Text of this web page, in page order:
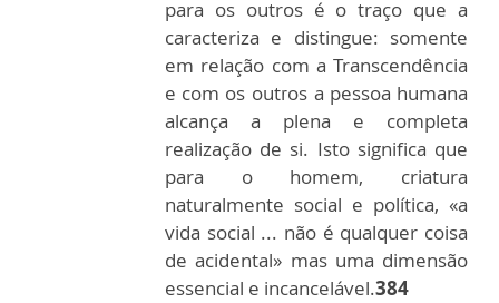
para os outros é o traço que a
caracteriza e distingue: somente
em relação com a Transcendência
e com os outros a pessoa humana
alcança a plena e completa
realização de si. Isto significa que
para o homem, criatura
naturalmente social e política, «a
vida social ... não é qualquer coisa
de acidental» mas uma dimensão
essencial e incancelável.384